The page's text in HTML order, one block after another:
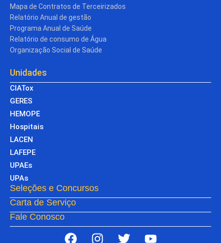
Mapa de Contratos de Terceirizados
Relatório Anual de gestão
Programa Anual de Saúde
Relatório de consumo de Água
Organização Social de Saúde
Unidades
CIATox
GERES
HEMOPE
Hospitais
LACEN
LAFEPE
UPAEs
UPAs
Seleções e Concursos
Carta de Serviço
Fale Conosco